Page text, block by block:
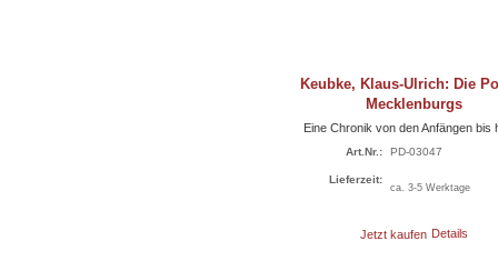
Keubke, Klaus-Ulrich: Die
Mecklenburgs
Eine Chronik von den Anfängen bis
Art.Nr.: PD-03047
Lieferzeit:
ca. 3-5 Werktage
Jetzt kaufen Details